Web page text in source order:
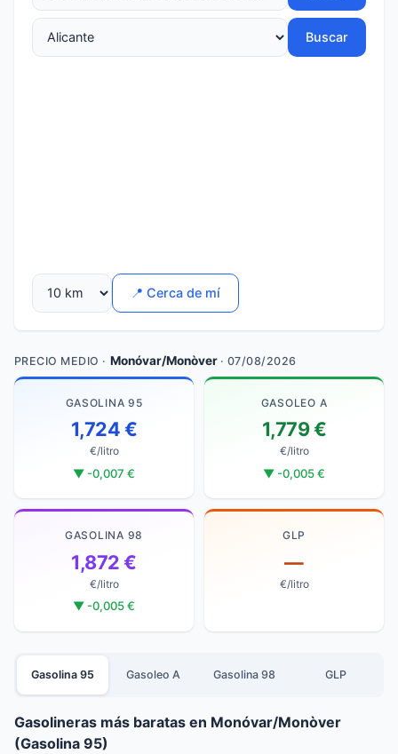
Buscar
📍 Cerca de mí
PRECIO MEDIO · Monóvar/Monòver· 07/08/2026
GASOLINA 95
1,724 €
€/litro
▼ -0,007 €
GASOLEO A
1,779 €
€/litro
▼ -0,005 €
GASOLINA 98
1,872 €
€/litro
▼ -0,005 €
GLP
—
€/litro
Gasolina 95 Gasoleo A Gasolina 98 GLP
Gasolineras más baratas en Monóvar/Monòver
(Gasolina 95)